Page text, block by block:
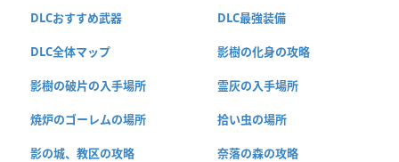
DLCおすすめ武器 DLC最強装備
DLC全体マップ 影樹の化身の攻略
影樹の破片の入手場所 霊灰の入手場所
焼炉のゴーレムの場所 拾い虫の場所
影の城、教区の攻略 奈落の森の攻略